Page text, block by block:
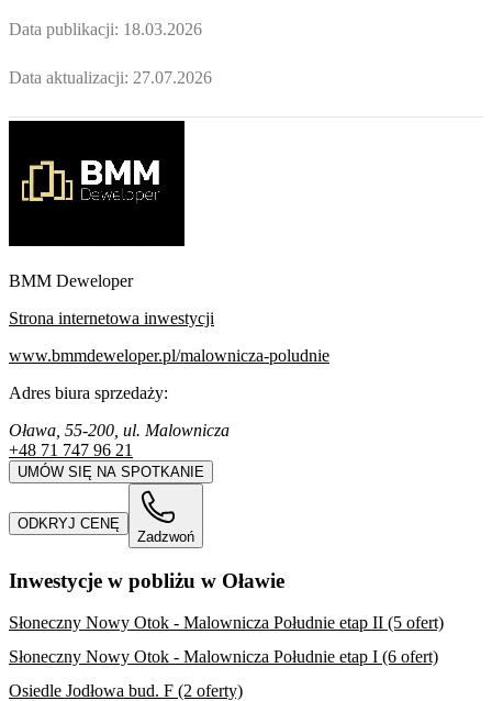
Data publikacji: 18.03.2026
Data aktualizacji: 27.07.2026
BMM Deweloper
Strona internetowa inwestycji
www.bmmdeweloper.pl/malownicza-poludnie
Adres biura sprzedaży:
Oława, 55-200, ul. Malownicza
+48 71 747 96 21
UMÓW SIĘ NA SPOTKANIE
ODKRYJ CENĘ
Zadzwoń
Inwestycje w pobliżu w Oławie
Słoneczny Nowy Otok - Malownicza Południe etap II (5 ofert)
Słoneczny Nowy Otok - Malownicza Południe etap I (6 ofert)
Osiedle Jodłowa bud. F (2 oferty)